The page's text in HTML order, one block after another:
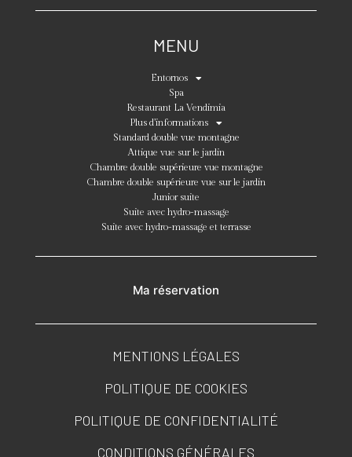
MENU
Entornos
Spa
Restaurant La Vendimia
Plus d’informations
Standard double vue montagne
Attique vue sur le jardin
Chambre double supérieure vue montagne
Chambre double supérieure vue sur le jardin
Junior suite
Suite avec hydro-massage
Suite avec hydro-massage et terrasse
Ma réservation
MENTIONS LÉGALES
POLITIQUE DE COOKIES
POLITIQUE DE CONFIDENTIALITÉ
CONDITIONS GÉNÉRALES